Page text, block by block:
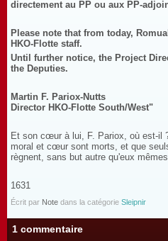
directement au PP ou aux PP-
Please note that from today,
HKO-Flotte staff.
Until further notice, the Project
the Deputies.
Martin F. Pariox-Nutts
Director HKO-Flotte South/West"
Et son cœur à lui, F. Pariox, où est-il
moral et cœur sont morts, et que
règnent, sans but autre qu'eux
1631
Écrit par Note dans la catégorie Sleipnir
1 commentaire